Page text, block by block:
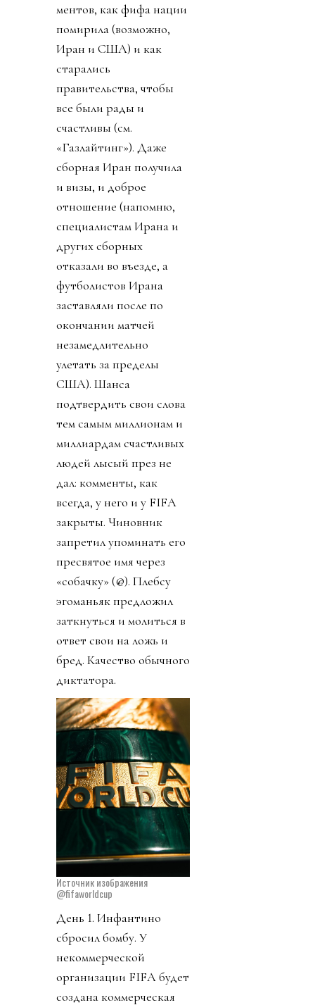
ментов, как фифа нации
помирила (возможно,
Иран и США) и как
старались
правительства, чтобы
все были рады и
счастливы (см.
«Газлайтинг»). Даже
сборная Иран получила
и визы, и доброе
отношение (напомню,
специалистам Ирана и
других сборных
отказали во въезде, а
футболистов Ирана
заставляли после по
окончании матчей
незамедлительно
улетать за пределы
США). Шанса
подтвердить свои слова
тем самым миллионам и
миллиардам счастливых
людей лысый през не
дал: комменты, как
всегда, у него и у FIFA
закрыты. Чиновник
запретил упоминать его
пресвятое имя через
«собачку» (@). Плебсу
эгоманьяк предложил
заткнуться и молиться в
ответ свои на ложь и
бред. Качество обычного
диктатора.
Источник изображения
@fifaworldcup
День 1. Инфантино
сбросил бомбу. У
некоммерческой
организации FIFA будет
создана коммерческая